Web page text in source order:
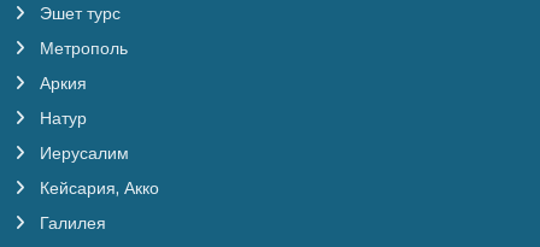
Эшет турс
Метрополь
Аркия
Натур
Иерусалим
Кейсария, Акко
Галилея